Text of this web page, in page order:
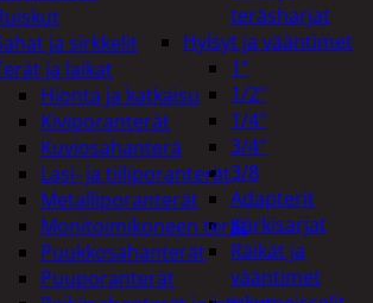
teräsharjat
Hylsyt ja vääntimet
1"
1/2"
1/4"
3/4"
3/8
Adapterit
Kärkisarjat
Räikät ja
vääntimet
ja sirkkelit
ja laikat
Hionta ja katkaisu
Kiviporanterät
Kuviosahanterä
Lasi- ja tiiliporanterät
Metalliporanterät
Monitoimikoneen terät
Puukkosahanterät
Puuporanterät